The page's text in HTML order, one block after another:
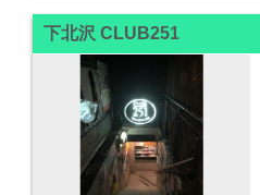
下北沢 CLUB251